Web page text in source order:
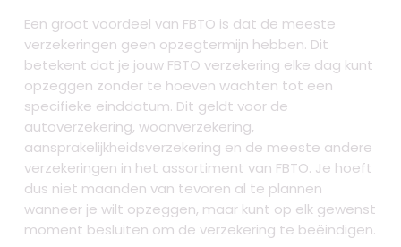
Een groot voordeel van FBTO is dat de meeste
verzekeringen geen opzegtermijn hebben. Dit
betekent dat je jouw FBTO verzekering elke dag kunt
opzeggen zonder te hoeven wachten tot een
specifieke einddatum. Dit geldt voor de
autoverzekering, woonverzekering,
aansprakelijkheidsverzekering en de meeste andere
verzekeringen in het assortiment van FBTO. Je hoeft
dus niet maanden van tevoren al te plannen
wanneer je wilt opzeggen, maar kunt op elk gewenst
moment besluiten om de verzekering te beëindigen.